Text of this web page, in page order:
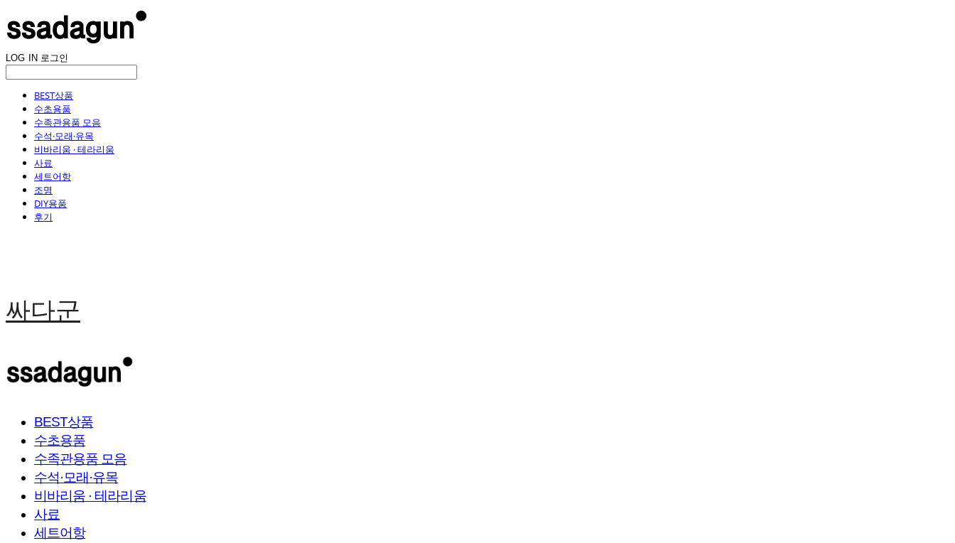
LOG IN 로그인
BEST상품
수초용품
수족관용품 모음
수석·모래·유목
비바리움 · 테라리움
사료
세트어항
조명
DIY용품
후기
싸다군
BEST상품
수초용품
수족관용품 모음
수석·모래·유목
비바리움 · 테라리움
사료
세트어항